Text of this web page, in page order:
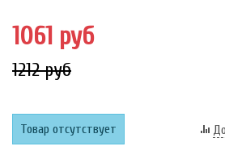
1061 руб
1212 руб
Товар отсутствует